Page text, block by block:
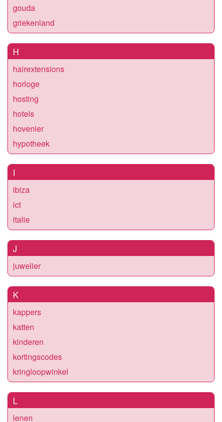
gouda
griekenland
H
hairextensions
horloge
hosting
hotels
hovenier
hypotheek
I
ibiza
ict
italie
J
juwelier
K
kappers
katten
kinderen
kortingscodes
kringloopwinkel
L
lenen